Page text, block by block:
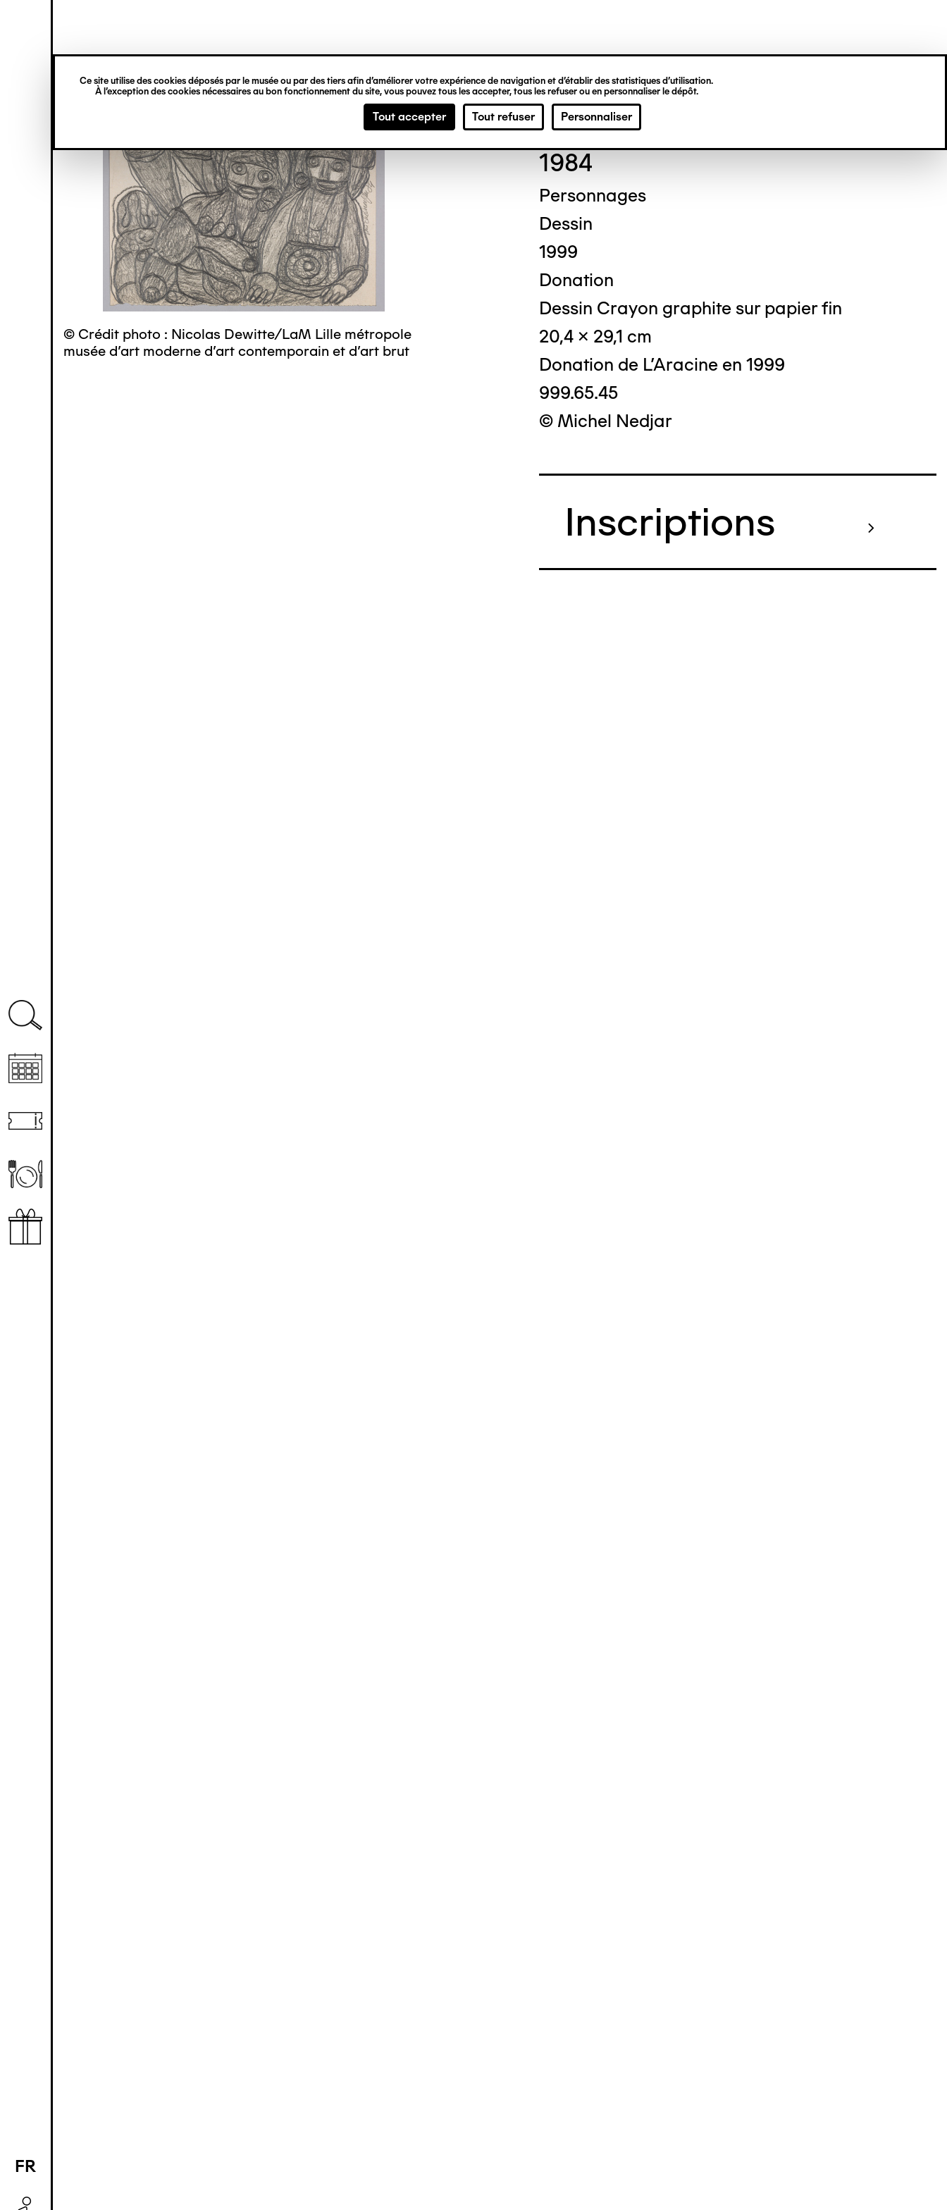
Ce site utilise des cookies déposés par le musée ou par des tiers afin d’améliorer votre expérience de navigation et d’établir des statistiques d’utilisation.
À l’exception des cookies nécessaires au bon fonctionnement du site, vous pouvez tous les accepter, tous les refuser ou en personnaliser le dépôt.
Tout accepter Tout refuser Personnaliser
principal
verticale
FR
EN
© Crédit photo : Nicolas Dewitte/LaM Lille métropole
musée d’art moderne d’art contemporain et d’art brut
Michel NEDJAR
1984
Personnages
Dessin
1999
Donation
Dessin Crayon graphite sur papier fin
20,4 x 29,1 cm
Donation de L'Aracine en 1999
999.65.45
© Michel Nedjar
Inscriptions